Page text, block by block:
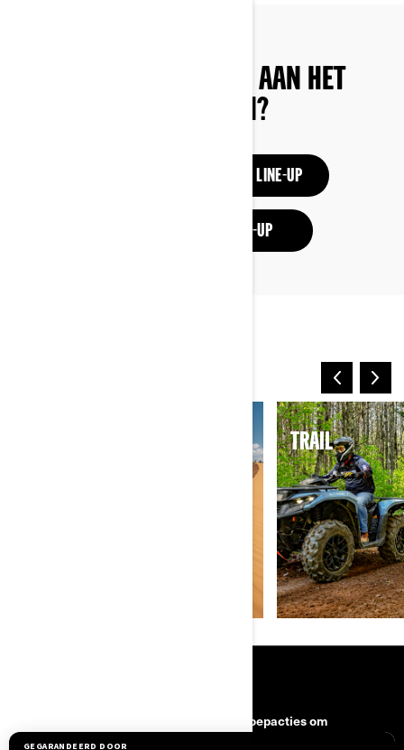
BEN JE NOG OPTIES AAN HET
VERKENNEN?
BEKIJK DE COMPLETE SXS LINE-UP
ONTDEK DE ATV LINE-UP
TRAIL
Terugroepacties om